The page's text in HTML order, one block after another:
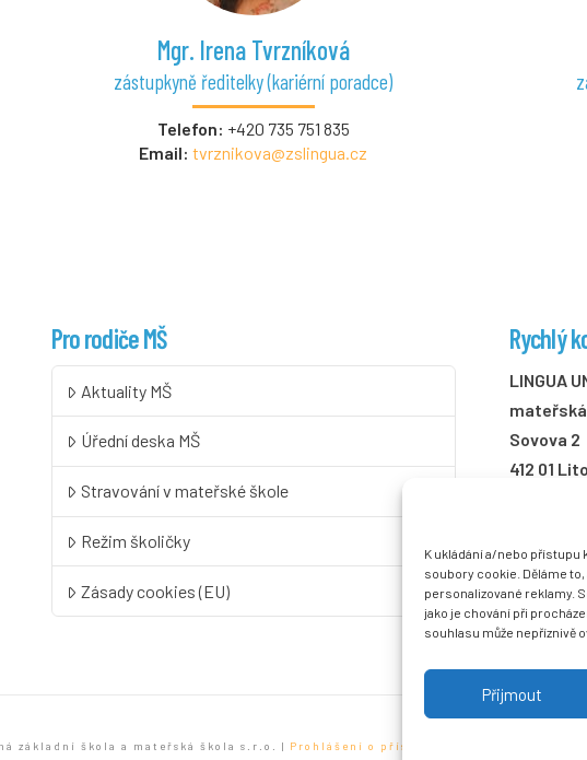
K ukládání a/nebo přístupu
soubory cookie. Děláme
personalizované reklamy.
jako je chování při
souhlasu může nepříznivě
Přijmout
Mgr. Irena Tvrzníková
zástupkyně ředitelky (kariérní poradce)
Telefon: +420 735 751 835
Email: tvrznikova@zslingua.cz
Pro rodiče MŠ
Aktuality MŠ
Úřední deska MŠ
Stravování v mateřské škole
Režim školičky
Zásady cookies (EU)
Rychlý
LINGUA
mateřská
Sovova 2
412 01
+420 416
datová
základní škola a mateřská škola s.r.o. | Prohlášení o přístupnosti